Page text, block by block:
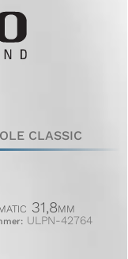
CLASSIC
31,8mm
ULPN-42764